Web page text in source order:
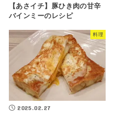
【あさイチ】豚ひき肉の甘辛
バインミーのレシピ
料理
2025.02.27